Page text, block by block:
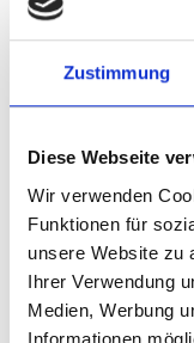
Zustimmung
Diese Webseite
Wir verwenden
Funktionen für
unsere Website zu
Ihrer Verwendung
Medien, Werbung
Informationen
Zu
Kunden
Wie sich
rechtssicher
Compliance-